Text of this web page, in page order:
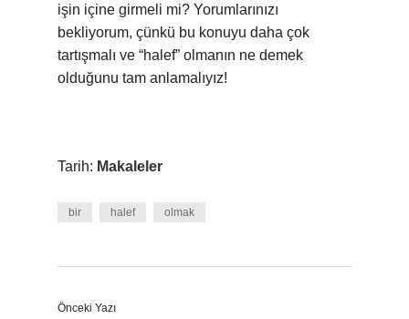
işin içine girmeli mi? Yorumlarınızı
bekliyorum, çünkü bu konuyu daha çok
tartışmalı ve “halef” olmanın ne demek
olduğunu tam anlamalıyız!
Tarih: Makaleler
bir halef olmak
Önceki Yazı